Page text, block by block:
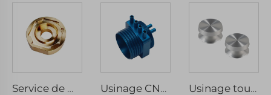
Service de mécanique de précision CNC, usinage micro-précis d'acier inoxydable et d'aluminium, pièces fraisées et tournées, composants de rechange, type de perçage Usinage CNC sur mesure d'acier inoxydable et d'aluminium anodisé, services micro-inclus de fraisage, perçage, fil électro-érosion, rainurage Usinage tournant CNC de précision sur mesure, prix raisonnable, pièces métalliques en aluminium et acier inoxydable customisées, perçage